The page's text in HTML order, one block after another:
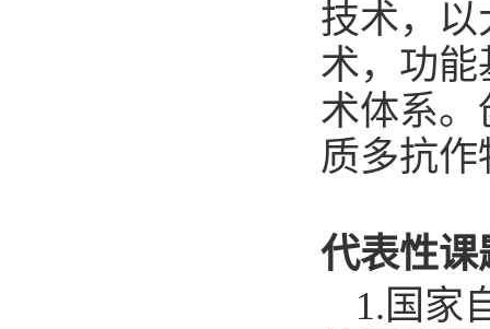
技术，
术，功
术体系
质多抗
代表性课
1.国家